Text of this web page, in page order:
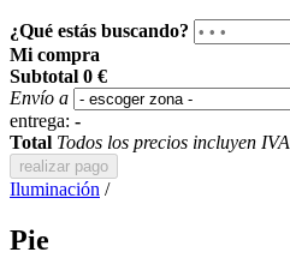
¿Qué estás buscando?
Mi compra
Subtotal 0 €
Envío a
entrega: -
Total Todos los precios incluyen IVA
realizar pago
Iluminación /
Pie